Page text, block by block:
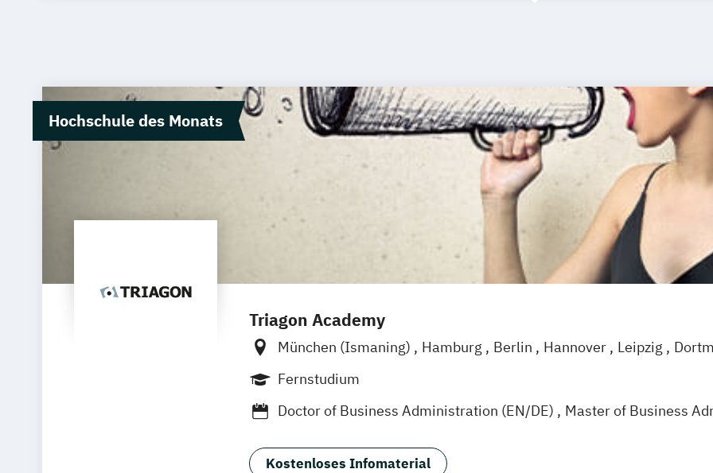
Hochschule des Monats
Triagon Academy
München (Ismaning) Hamburg Berlin Hannover Leipzig
Frankfurt
Fernstudium
Doctor of Business Administration (EN/DE)
Master of Business
Master of Business Administration - Wirtschaftspsychologie (EN/
Kostenloses Infomaterial